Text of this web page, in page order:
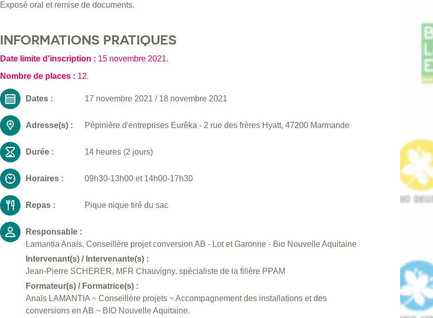
Exposé oral et remise de documents.
INFORMATIONS PRATIQUES
Date limite d'inscription : 15 novembre 2021.
Nombre de places : 12.
Dates : 17 novembre 2021 / 18 novembre 2021
Adresse(s) : Pépinière d'entreprises Eurêka - 2 rue des frères Hyatt, 47200 Marmande
Durée : 14 heures (2 jours)
Horaires : 09h30-13h00 et 14h00-17h30
Repas : Pique nique tiré du sac
Responsable :
Lamantia Anaïs, Conseillère projet conversion AB - Lot et Garonne - Bio Nouvelle Aquitaine
Intervenant(s) / Intervenante(s) :
Jean-Pierre SCHERER, MFR Chauvigny, spécialiste de la filière PPAM
Formateur(s) / Formatrice(s) :
Anaïs LAMANTIA ~ Conseillère projets ~ Accompagnement des installations et des
conversions en AB ~ BIO Nouvelle Aquitaine.